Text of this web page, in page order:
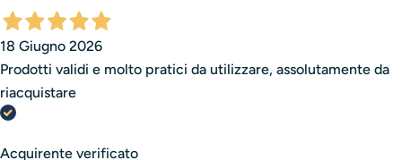
18 Giugno 2026
Prodotti validi e molto pratici da utilizzare, assolutamente da
riacquistare
Acquirente verificato